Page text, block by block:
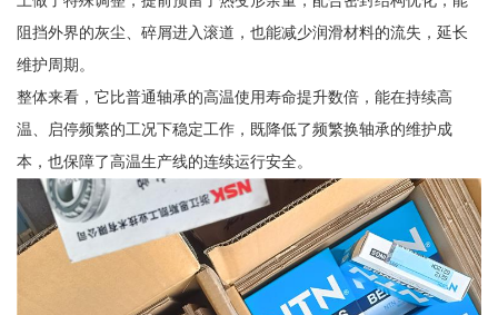
阻挡外界的灰尘、碎屑进入滚道，也能减少润滑材料的流失，延长
维护周期。
整体来看，它比普通轴承的高温使用寿命提升数倍，能在持续高
温、启停频繁的工况下稳定工作，既降低了频繁换轴承的维护成
本，也保障了高温生产线的连续运行安全。